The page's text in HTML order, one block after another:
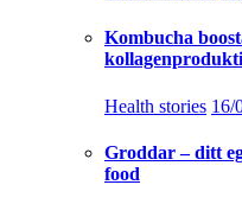
Kombucha
Health stories 16/
Groddar – ditt
food